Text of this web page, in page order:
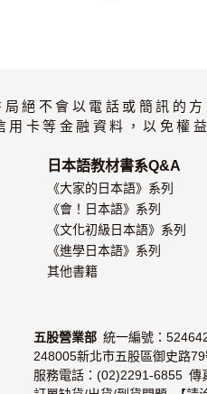
絕不會以電話或簡訊的方
卡等金融資料，以免權
日本語教材書系Q&A
《大家的日本語》系列
《會！日本語》系列
《文化初級日本語》系列
《進學日本語》系列
其他書籍
五股營業部 統一編號：
248005新北市五股區御史路
服務電話：(02)2291-6855 傳